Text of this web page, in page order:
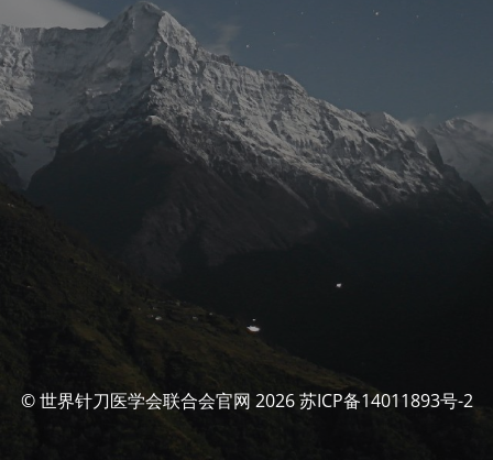
© 世界针刀医学会联合会官网 2026 苏ICP备14011893号-2